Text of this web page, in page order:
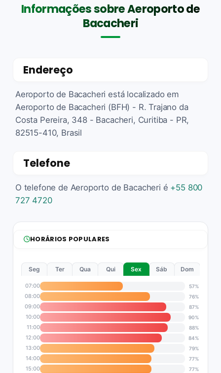
Informações sobre Aeroporto de
Bacacheri
Endereço
Aeroporto de Bacacheri está localizado em
Aeroporto de Bacacheri (BFH) - R. Trajano da
Costa Pereira, 348 - Bacacheri, Curitiba - PR,
82515-410, Brasil
Telefone
O telefone de Aeroporto de Bacacheri é +55 800
727 4720
HORÁRIOS POPULARES
Seg Ter Qua Qui Sex Sáb Dom
07:00 57%
08:00 76%
09:00 87%
10:00 90%
11:00 88%
12:00 84%
13:00 79%
14:00 77%
15:00 77%